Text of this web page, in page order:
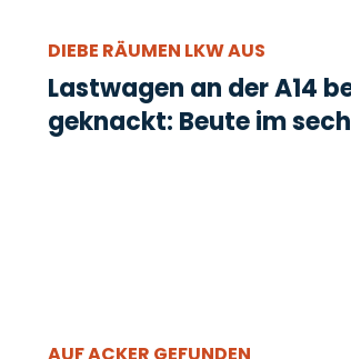
DIEBE RÄUMEN LKW AUS
Lastwagen an der A14
geknackt: Beute im
AUF ACKER GEFUNDEN